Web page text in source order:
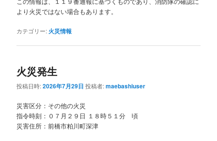
より火災ではない場合もあります。
カテゴリー: 火災情報
火災発生
投稿日時:2026年7月29日 投稿者:maebashiuser
災害区分：その他の火災
指令時刻：０７月２９日 １８時５１分 頃
災害住所：前橋市粕川町深津